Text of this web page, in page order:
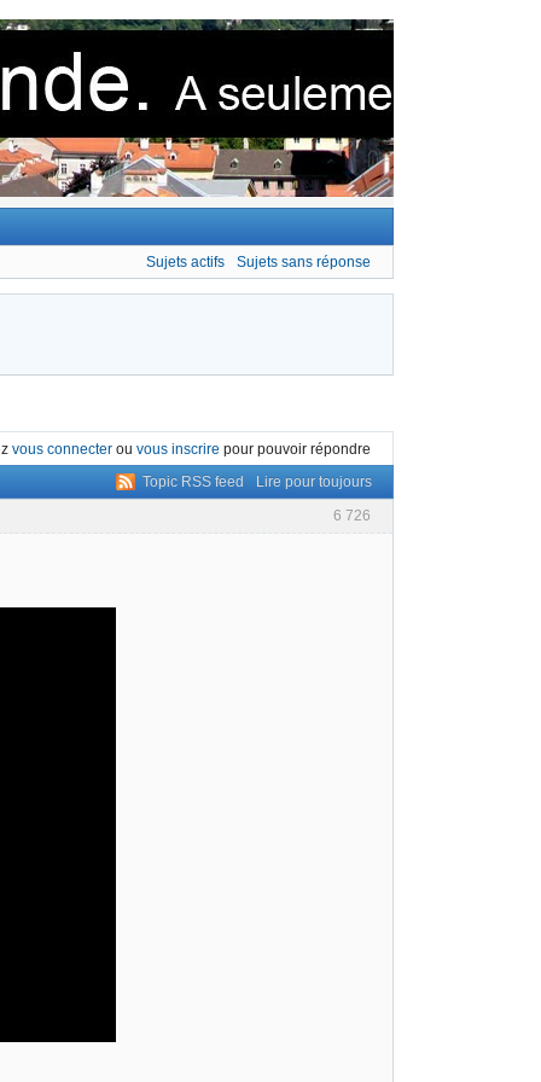
Sujets actifs Sujets sans réponse
vous connecter ou vous inscrire pour pouvoir répondre
Topic RSS feed
Lire pour toujours
6 726